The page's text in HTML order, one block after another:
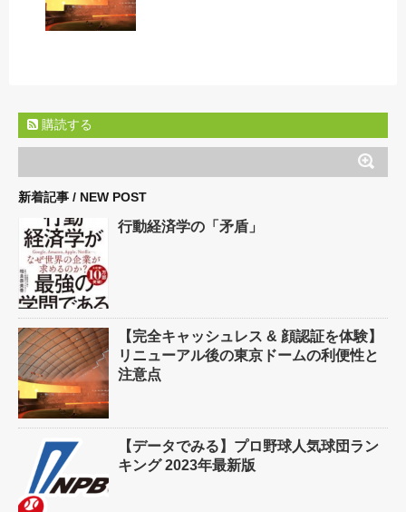
購読する
新着記事 / NEW POST
行動経済学の「矛盾」
【完全キャッシュレス & 顔認証を体験】
リニューアル後の東京ドームの利便性と
注意点
【データでみる】プロ野球人気球団ラン
キング 2023年最新版